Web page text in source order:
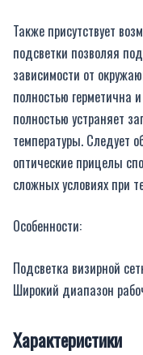
Также присутствует
подсветки позволяя
зависимости от
полностью герметична
полностью устраняет
температуры. Следует
оптические прицелы
сложных условиях при
Особенности:
Подсветка визирной
Широкий диапазон
Характеристики